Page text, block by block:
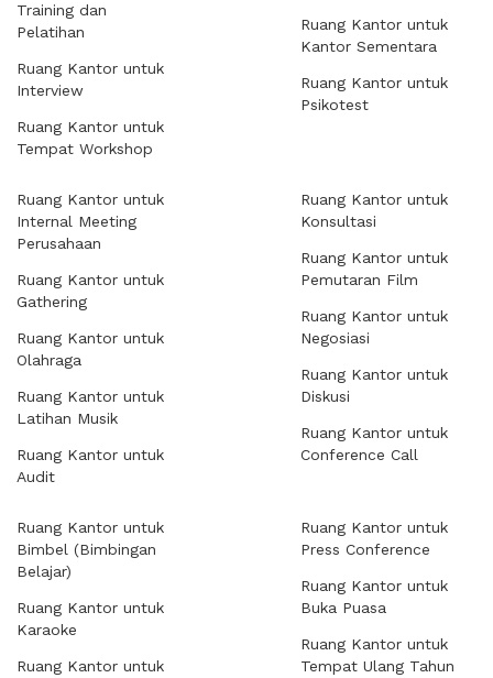
Training dan
Pelatihan
Ruang Kantor untuk
Interview
Ruang Kantor untuk
Tempat Workshop
Ruang Kantor untuk
Kantor Sementara
Ruang Kantor untuk
Psikotest
Ruang Kantor untuk
Internal Meeting
Perusahaan
Ruang Kantor untuk
Gathering
Ruang Kantor untuk
Olahraga
Ruang Kantor untuk
Latihan Musik
Ruang Kantor untuk
Audit
Ruang Kantor untuk
Konsultasi
Ruang Kantor untuk
Pemutaran Film
Ruang Kantor untuk
Negosiasi
Ruang Kantor untuk
Diskusi
Ruang Kantor untuk
Conference Call
Ruang Kantor untuk
Bimbel (Bimbingan
Belajar)
Ruang Kantor untuk
Karaoke
Ruang Kantor untuk
Ruang Kantor untuk
Press Conference
Ruang Kantor untuk
Buka Puasa
Ruang Kantor untuk
Tempat Ulang Tahun